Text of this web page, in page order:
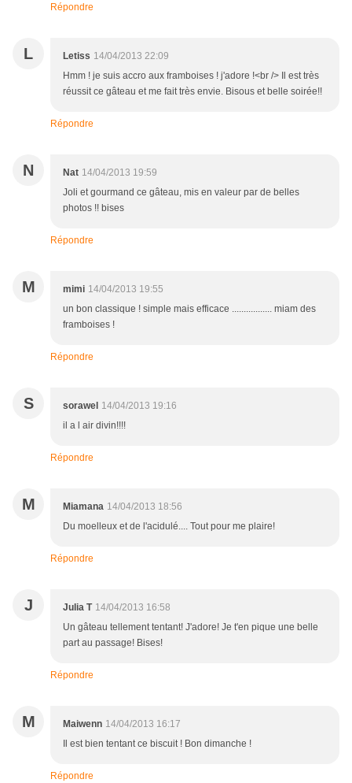
Répondre
L Letiss 14/04/2013 22:09
Hmm ! je suis accro aux framboises ! j'adore !<br /> Il est très
réussit ce gâteau et me fait très envie. Bisous et belle soirée!!
Répondre
N Nat 14/04/2013 19:59
Joli et gourmand ce gâteau, mis en valeur par de belles
photos !! bises
Répondre
M mimi 14/04/2013 19:55
un bon classique ! simple mais efficace ................. miam des
framboises !
Répondre
S sorawel 14/04/2013 19:16
il a l air divin!!!!
Répondre
M Miamana 14/04/2013 18:56
Du moelleux et de l'acidulé.... Tout pour me plaire!
Répondre
J Julia T 14/04/2013 16:58
Un gâteau tellement tentant! J'adore! Je t'en pique une belle
part au passage! Bises!
Répondre
M Maiwenn 14/04/2013 16:17
Il est bien tentant ce biscuit ! Bon dimanche !
Répondre